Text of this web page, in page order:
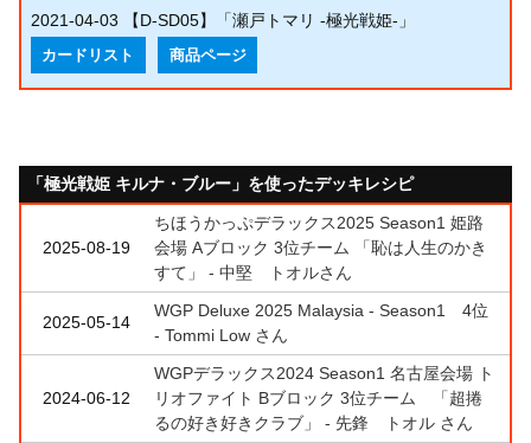
2021-04-03 【D-SD05】「瀬戸トマリ -極光戦姫-」
カードリスト 商品ページ
「極光戦姫 キルナ・ブルー」を使ったデッキレシピ
2025-08-19
ちほうかっぷデラックス2025 Season1 姫路
会場 Aブロック 3位チーム 「恥は人生のかき
すて」 - 中堅 トオルさん
2025-05-14
WGP Deluxe 2025 Malaysia - Season1 4位
- Tommi Low さん
2024-06-12
WGPデラックス2024 Season1 名古屋会場 ト
リオファイト Bブロック 3位チーム 「超捲
るの好き好きクラブ」 - 先鋒 トオル さん